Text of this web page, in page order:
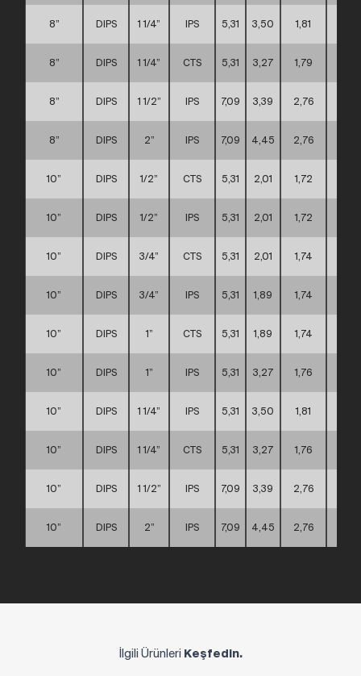
8” DIPS 1 1/4” IPS 5,31 3,50 1,81
8” DIPS 1 1/4” CTS 5,31 3,27 1,79
8” DIPS 1 1/2” IPS 7,09 3,39 2,76
8” DIPS 2” IPS 7,09 4,45 2,76
10” DIPS 1/2” CTS 5,31 2,01 1,72
10” DIPS 1/2” IPS 5,31 2,01 1,72
10” DIPS 3/4” CTS 5,31 2,01 1,74
10” DIPS 3/4” IPS 5,31 1,89 1,74
10” DIPS 1” CTS 5,31 1,89 1,74
10” DIPS 1” IPS 5,31 3,27 1,76
10” DIPS 1 1/4” IPS 5,31 3,50 1,81
10” DIPS 1 1/4” CTS 5,31 3,27 1,76
10” DIPS 1 1/2” IPS 7,09 3,39 2,76
10” DIPS 2” IPS 7,09 4,45 2,76
İlgili Ürünleri Keşfedin.